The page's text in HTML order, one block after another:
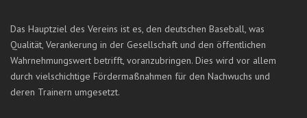
Das Hauptziel des Vereins ist es, den deutschen Baseball, was
Qualität, Verankerung in der Gesellschaft und den öffentlichen
Wahrnehmungswert betrifft, voranzubringen. Dies wird vor allem
durch vielschichtige Fördermaßnahmen für den Nachwuchs und
deren Trainern umgesetzt.